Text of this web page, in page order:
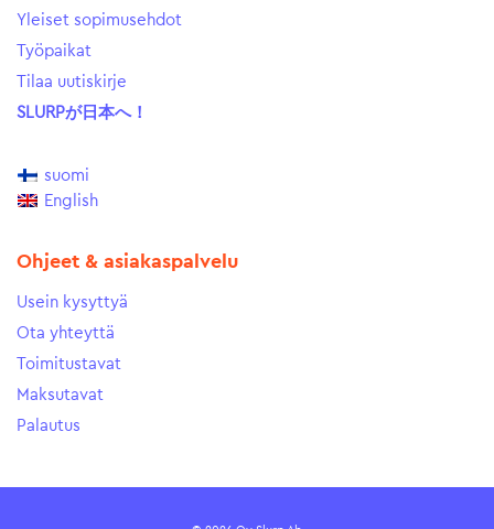
Yleiset sopimusehdot
Työpaikat
Tilaa uutiskirje
SLURPが日本へ！
suomi
English
Ohjeet & asiakaspalvelu
Usein kysyttyä
Ota yhteyttä
Toimitustavat
Maksutavat
Palautus